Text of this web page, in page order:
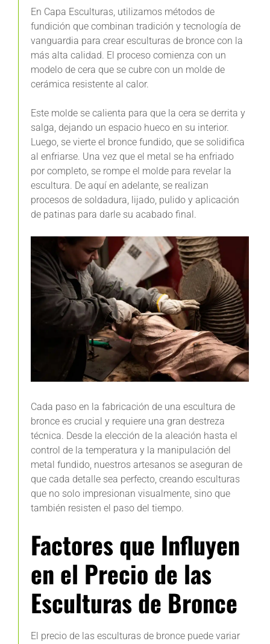
En Capa Esculturas, utilizamos métodos de
fundición que combinan tradición y tecnología de
vanguardia para crear esculturas de bronce con la
más alta calidad. El proceso comienza con un
modelo de cera que se cubre con un molde de
cerámica resistente al calor.
Este molde se calienta para que la cera se derrita y
salga, dejando un espacio hueco en su interior.
Luego, se vierte el bronce fundido, que se solidifica
al enfriarse. Una vez que el metal se ha enfriado
por completo, se rompe el molde para revelar la
escultura. De aquí en adelante, se realizan
procesos de soldadura, lijado, pulido y aplicación
de patinas para darle su acabado final.
Cada paso en la fabricación de una escultura de
bronce es crucial y requiere una gran destreza
técnica. Desde la elección de la aleación hasta el
control de la temperatura y la manipulación del
metal fundido, nuestros artesanos se aseguran de
que cada detalle sea perfecto, creando esculturas
que no solo impresionan visualmente, sino que
también resisten el paso del tiempo.
Factores que Influyen
en el Precio de las
Esculturas de Bronce
El precio de las esculturas de bronce puede variar